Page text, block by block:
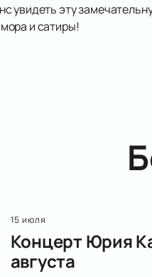
увидеть эту
и сатиры!
15 июля
Концерт Юрия
августа